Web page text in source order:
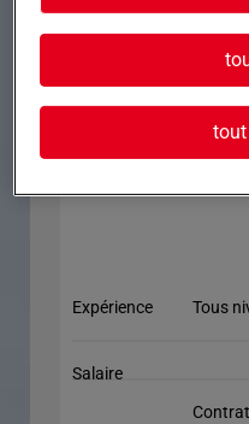
Expérience Tous
Salaire
Contrat